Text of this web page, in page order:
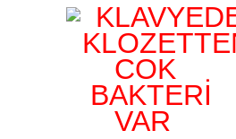
COK
BAKTERİ
VAR